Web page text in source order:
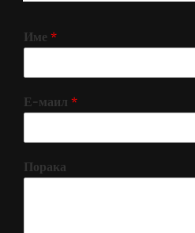
Име *
Е-маил *
Порака